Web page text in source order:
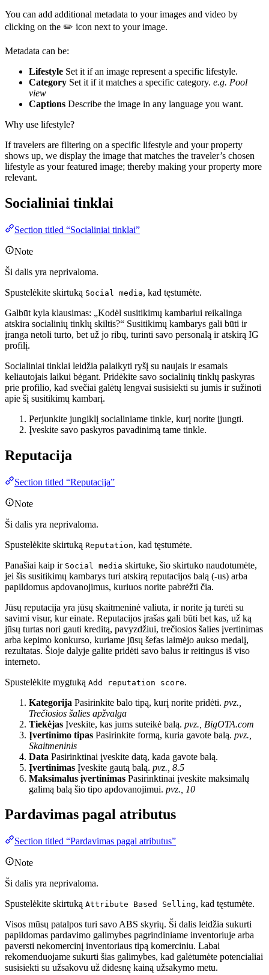
You can add additional metadata to your images and video by
clicking on the ✏️ icon next to your image.
Metadata can be:
Lifestyle Set it if an image represent a specific lifestyle.
Category Set it if it matches a specific category. e.g. Pool
view
Captions Describe the image in any language you want.
Why use lifestyle?
If travelers are filtering on a specific lifestyle and your property
shows up, we display the image that matches the traveler’s chosen
lifestyle as your featured image; thereby making your property more
relevant.
Socialiniai tinklai
Section titled “Socialiniai tinklai”
Note
Ši dalis yra neprivaloma.
Spustelėkite skirtuką Social media, kad tęstumėte.
Galbūt kyla klausimas: „Kodėl susitikimų kambariui reikalinga
atskira socialinių tinklų skiltis?“ Susitikimų kambarys gali būti ir
įranga netoli turto, bet už jo ribų, turinti savo personalą ir atskirą IG
profilį.
Socialiniai tinklai leidžia palaikyti ryšį su naujais ir esamais
keliautojais laikui bėgant. Pridėkite savo socialinių tinklų paskyras
prie profilio, kad svečiai galėtų lengvai susisiekti su jumis ir sužinoti
apie šį susitikimų kambarį.
Perjunkite jungiklį socialiniame tinkle, kurį norite įjungti.
Įveskite savo paskyros pavadinimą tame tinkle.
Reputacija
Section titled “Reputacija”
Note
Ši dalis yra neprivaloma.
Spustelėkite skirtuką Reputation, kad tęstumėte.
Panašiai kaip ir Social media skirtuke, šio skirtuko naudotumėte,
jei šis susitikimų kambarys turi atskirą reputacijos balą (-us) arba
papildomus apdovanojimus, kuriuos norite pabrėžti čia.
Jūsų reputacija yra jūsų skaitmeninė valiuta, ir norite ją turėti su
savimi visur, kur einate. Reputacijos įrašas gali būti bet kas, už ką
jūsų turtas nori gauti kreditą, pavyzdžiui, trečiosios šalies įvertinimas
arba kepimo konkurso, kuriame jūsų šefas laimėjo aukso medalį,
rezultatas. Šioje dalyje galite pridėti savo balus ir reitingus iš viso
interneto.
Spustelėkite mygtuką Add reputation score.
Kategorija Pasirinkite balo tipą, kurį norite pridėti. pvz.,
Trečiosios šalies apžvalga
Tiekėjas Įveskite, kas jums suteikė balą. pvz., BigOTA.com
Įvertinimo tipas Pasirinkite formą, kuria gavote balą. pvz.,
Skaitmeninis
Data Pasirinktinai įveskite datą, kada gavote balą.
Įvertinimas Įveskite gautą balą. pvz., 8.5
Maksimalus įvertinimas Pasirinktinai įveskite maksimalų
galimą balą šio tipo apdovanojimui. pvz., 10
Pardavimas pagal atributus
Section titled “Pardavimas pagal atributus”
Note
Ši dalis yra neprivaloma.
Spustelėkite skirtuką Attribute Based Selling, kad tęstumėte.
Visos mūsų patalpos turi savo ABS skyrių. Ši dalis leidžia sukurti
papildomas pardavimo galimybes pagrindiniame inventoriuje arba
paversti nekomercinį inventoriaus tipą komerciniu. Labai
rekomenduojame sukurti šias galimybes, kad galėtumėte potencialiai
susisiekti su užsakovu už didesnę kainą užsakymo metu.